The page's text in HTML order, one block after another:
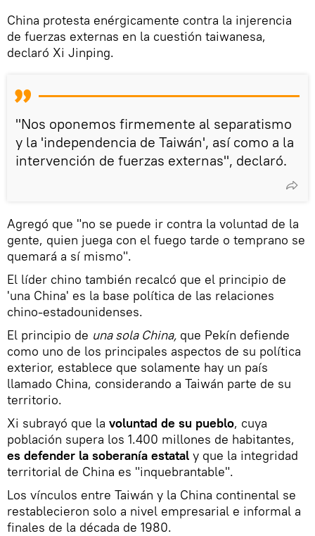
China protesta enérgicamente contra la injerencia
de fuerzas externas en la cuestión taiwanesa,
declaró Xi Jinping.
"Nos oponemos firmemente al separatismo
y la 'independencia de Taiwán', así como a la
intervención de fuerzas externas", declaró.
Agregó que "no se puede ir contra la voluntad de la
gente, quien juega con el fuego tarde o temprano se
quemará a sí mismo".
El líder chino también recalcó que el principio de
'una China' es la base política de las relaciones
chino-estadounidenses.
El principio de una sola China, que Pekín defiende
como uno de los principales aspectos de su política
exterior, establece que solamente hay un país
llamado China, considerando a Taiwán parte de su
territorio.
Xi subrayó que la voluntad de su pueblo, cuya
población supera los 1.400 millones de habitantes,
es defender la soberanía estatal y que la integridad
territorial de China es "inquebrantable".
Los vínculos entre Taiwán y la China continental se
restablecieron solo a nivel empresarial e informal a
finales de la década de 1980.